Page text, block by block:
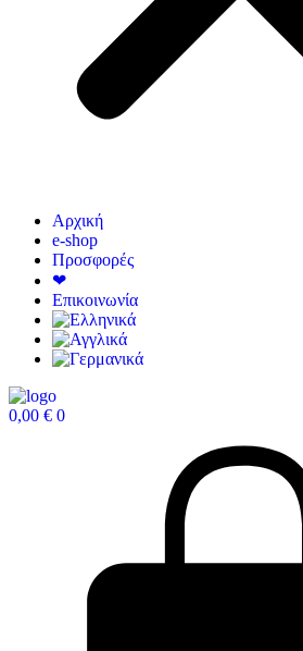
Αρχική
e-shop
Προσφορές
❤
Επικοινωνία
0,00 € 0